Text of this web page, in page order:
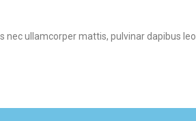
nec ullamcorper mattis, pulvinar dapibus leo.